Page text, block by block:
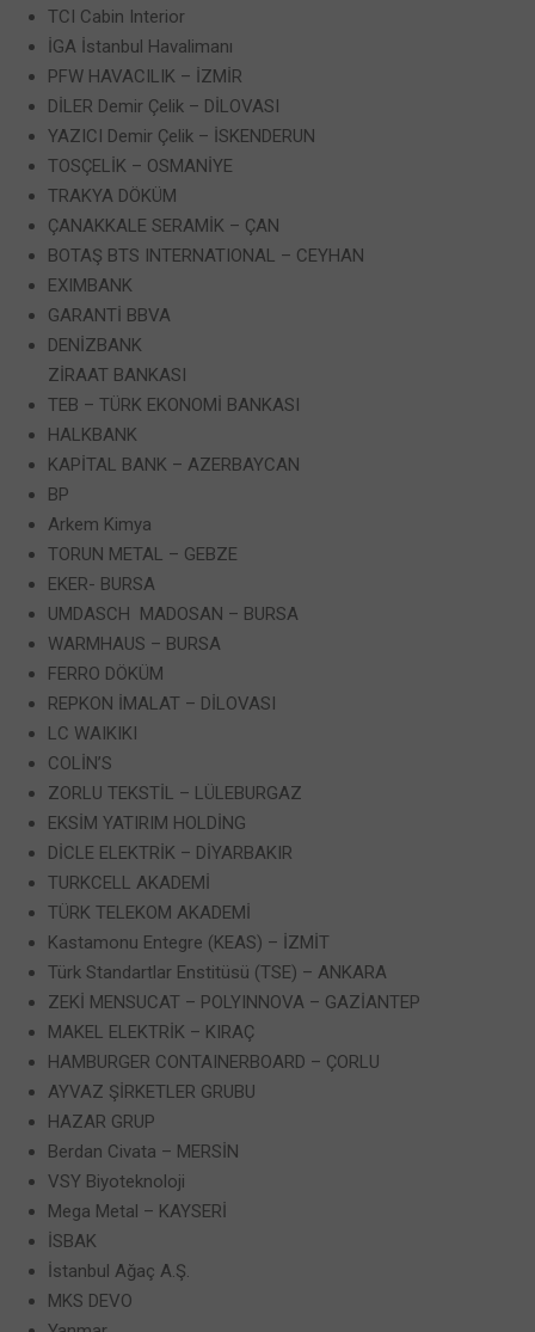
TCI Cabin Interior
İGA İstanbul Havalimanı
PFW HAVACILIK – İZMİR
DİLER Demir Çelik – DİLOVASI
YAZICI Demir Çelik – İSKENDERUN
TOSÇELİK – OSMANİYE
TRAKYA DÖKÜM
ÇANAKKALE SERAMİK – ÇAN
BOTAŞ BTS INTERNATIONAL – CEYHAN
EXIMBANK
GARANTİ BBVA
DENİZBANK
ZİRAAT BANKASI
TEB – TÜRK EKONOMİ BANKASI
HALKBANK
KAPİTAL BANK – AZERBAYCAN
BP
Arkem Kimya
TORUN METAL – GEBZE
EKER- BURSA
UMDASCH MADOSAN – BURSA
WARMHAUS – BURSA
FERRO DÖKÜM
REPKON İMALAT – DİLOVASI
LC WAIKIKI
COLİN’S
ZORLU TEKSTİL – LÜLEBURGAZ
EKSİM YATIRIM HOLDİNG
DİCLE ELEKTRİK – DİYARBAKIR
TURKCELL AKADEMİ
TÜRK TELEKOM AKADEMİ
Kastamonu Entegre (KEAS) – İZMİT
Türk Standartlar Enstitüsü (TSE) – ANKARA
ZEKİ MENSUCAT – POLYINNOVA – GAZİANTEP
MAKEL ELEKTRİK – KIRAÇ
HAMBURGER CONTAINERBOARD – ÇORLU
AYVAZ ŞİRKETLER GRUBU
HAZAR GRUP
Berdan Civata – MERSİN
VSY Biyoteknoloji
Mega Metal – KAYSERİ
İSBAK
İstanbul Ağaç A.Ş.
MKS DEVO